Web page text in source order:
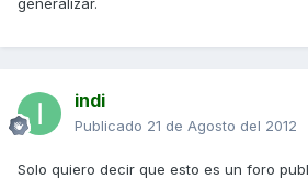
indi
Publicado 21 de Agosto del 2012
Solo quiero decir que esto es un foro